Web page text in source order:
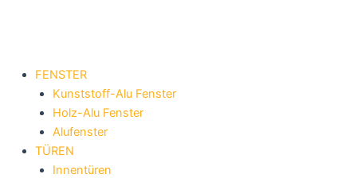
FENSTER
Kunststoff-Alu Fenster
Holz-Alu Fenster
Alufenster
TÜREN
Innentüren